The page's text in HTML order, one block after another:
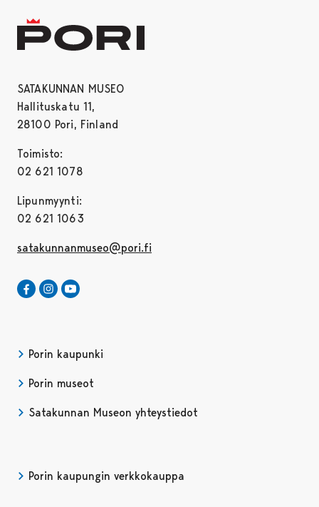
SATAKUNNAN MUSEO
Hallituskatu 11,
28100 Pori, Finland
Toimisto:
02 621 1078
Lipunmyynti:
02 621 1063
satakunnanmuseo@pori.fi
Satakunnan Museo Facebookissa
Avautuu uudessa välilehdessä
Satakunnan Museo Instagrammissa
Avautuu uudessa välilehdessä
Porin kaupunki
Porin museot
Satakunnan Museon yhteystiedot
Porin kaupungin verkkokauppa